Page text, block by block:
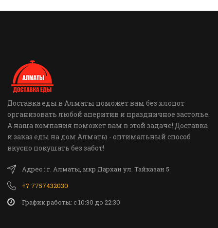
Доставка еды в Алматы поможет вам без хлопот
организовать любой аперитив и праздничное застолье.
А наша компания поможет вам в этой задаче! Доставка
и заказ еды на дом Алматы - оптимальный способ
вкусно покушать без забот!
Адрес : г. Алматы, мкр Дархан ул. Тайказан 5
+7 7757432030
График работы: c 10:30 до 22:30